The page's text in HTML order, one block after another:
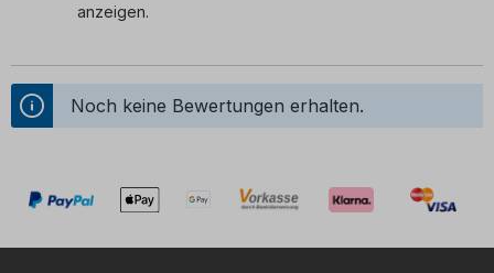
anzeigen.
Noch keine Bewertungen erhalten.